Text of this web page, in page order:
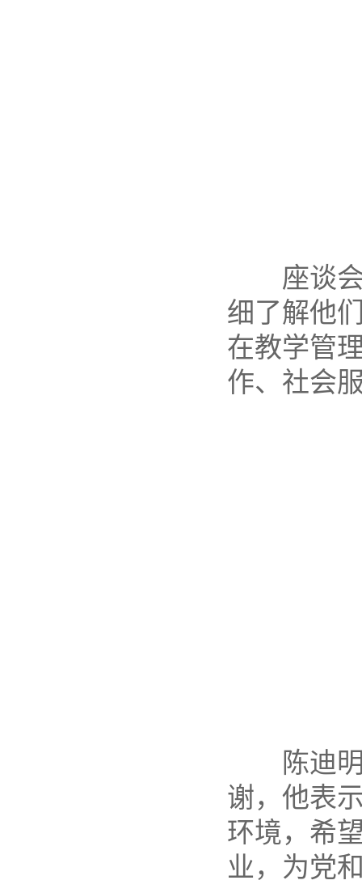
座谈会
细了解他
在教学管
作、社会
陈迪明
谢，他表
环境，希
业，为党